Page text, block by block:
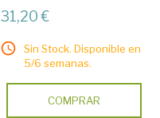
31,20 €
Sin Stock. Disponible en
5/6 semanas.
COMPRAR